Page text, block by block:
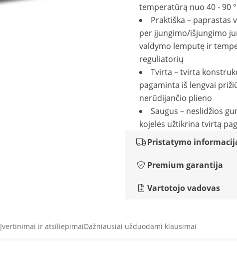
temperatūrą nuo 40 - 90
Praktiška – paprastas
per įjungimo/išjungimo
valdymo lemputę ir
reguliatorių
Tvirta – tvirta
pagaminta iš lengvai
nerūdijančio plieno
Saugus – neslidžios
kojelės užtikrina tvirtą
Pristatymo
Premium garantija
Vartotojo vadovas
Įvertinimai ir atsiliepimaiDažniausiai užduodami klausimai